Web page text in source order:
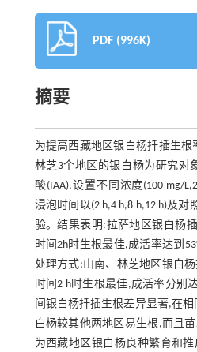
PDF (996K)
摘要
为提高西藏地区银白杨扦插生根
林芝3个地区的银白杨为研究对
酸(IAA),设置不同浓度(100 mg/
浸泡时间以(2 h,4 h,8 h,12 h)及对
验。结果表明:拉萨地区银白杨
时间2h时生根最佳,成活率达到
处理方式;山南、林芝地区银白
时间2 h时生根最佳,成活率分别
间银白杨扦插生根差异显著,在
白杨较其他两地区易生根,而且
为西藏地区银白杨良种繁育和